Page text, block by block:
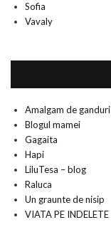
Sofia
Vavaly
Amalgam de ganduri
Blogul mamei
Gagaita
Hapi
LiluTesa – blog
Raluca
Un graunte de nisip
VIATA PE INDELETE